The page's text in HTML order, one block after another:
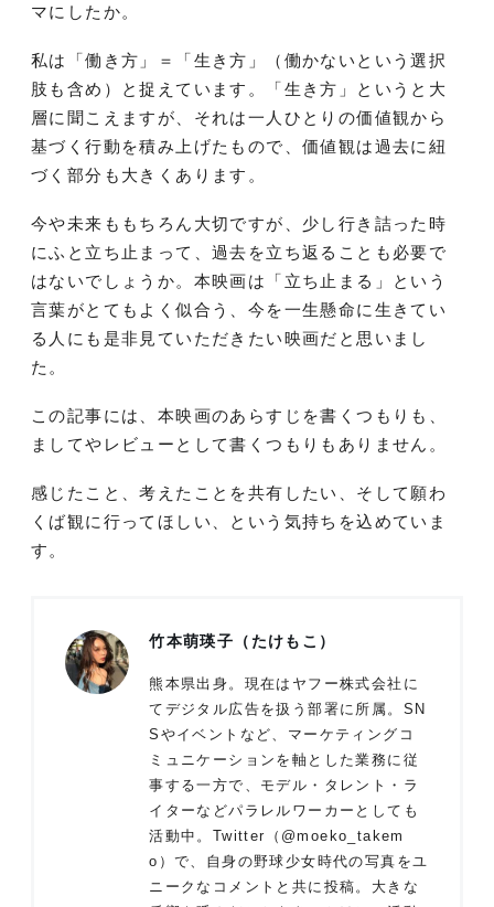
マにしたか。
私は「働き方」＝「生き方」（働かないという選択
肢も含め）と捉えています。「生き方」というと大
層に聞こえますが、それは一人ひとりの価値観から
基づく行動を積み上げたもので、価値観は過去に紐
づく部分も大きくあります。
今や未来ももちろん大切ですが、少し行き詰った時
にふと立ち止まって、過去を立ち返ることも必要で
はないでしょうか。本映画は「立ち止まる」という
言葉がとてもよく似合う、今を一生懸命に生きてい
る人にも是非見ていただきたい映画だと思いまし
た。
この記事には、本映画のあらすじを書くつもりも、
ましてやレビューとして書くつもりもありません。
感じたこと、考えたことを共有したい、そして願わ
くば観に行ってほしい、という気持ちを込めていま
す。
竹本萌瑛子（たけもこ）
熊本県出身。現在はヤフー株式会社に
てデジタル広告を扱う部署に所属。SN
Sやイベントなど、マーケティングコ
ミュニケーションを軸とした業務に従
事する一方で、モデル・タレント・ラ
イターなどパラレルワーカーとしても
活動中。Twitter（@moeko_takem
o）で、自身の野球少女時代の写真をユ
ニークなコメントと共に投稿。大きな